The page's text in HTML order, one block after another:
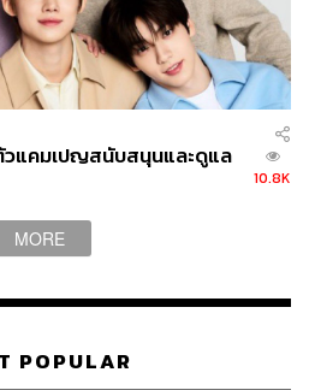
วแคมเปญสนับสนุนและดูแล
10.8K
MORE
POPULAR